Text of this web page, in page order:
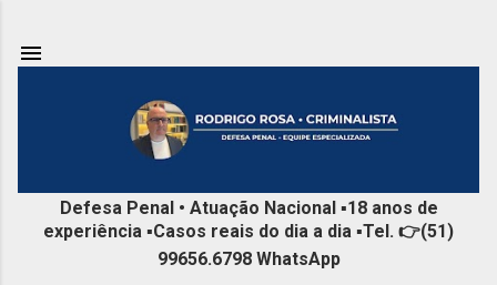
Defesa Penal • Atuação Nacional ▪️18 anos de
experiência ▪️Casos reais do dia a dia ▪️Tel. 👉(51)
99656.6798 WhatsApp